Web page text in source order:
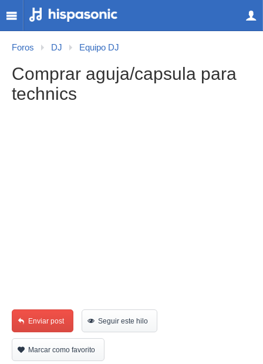
Foros DJ Equipo DJ
Comprar aguja/capsula para
technics
Enviar post Seguir este hilo
Marcar como favorito